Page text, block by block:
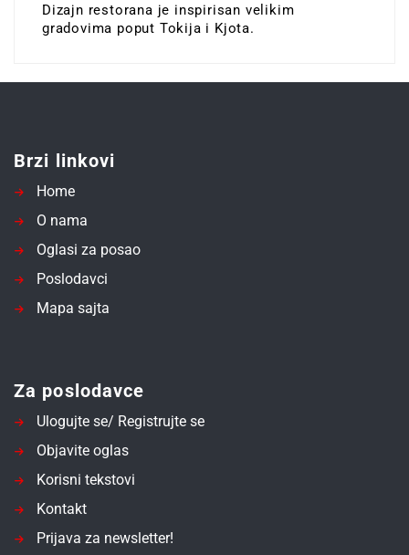
Dizajn restorana je inspirisan velikim
gradovima poput Tokija i Kjota.
Brzi linkovi
Home
O nama
Oglasi za posao
Poslodavci
Mapa sajta
Za poslodavce
Ulogujte se/ Registrujte se
Objavite oglas
Korisni tekstovi
Kontakt
Prijava za newsletter!